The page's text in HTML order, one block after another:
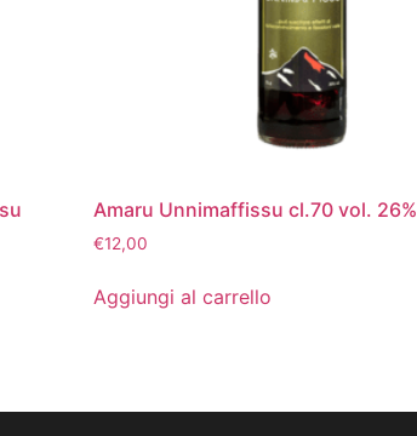
Amaru Unnimaffissu cl.70 vol. 26%
€12,00
Aggiungi al carrello